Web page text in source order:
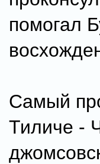
помогал
Самый
Тиличе -